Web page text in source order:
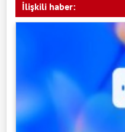
İlişkili haber: